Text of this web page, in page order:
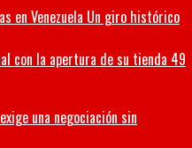
en Venezuela Un giro histórico
con la apertura de su tienda 49
una negociación sin